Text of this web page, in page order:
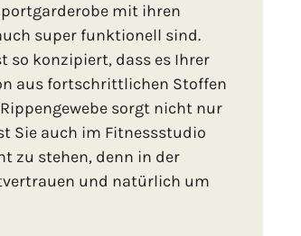
mit ihren
super funktionell sind.
so konzipiert, dass es Ihrer
aus fortschrittlichen Stoffen
sorgt nicht nur
Sie auch im Fitnessstudio
zu stehen, denn in der
und natürlich um